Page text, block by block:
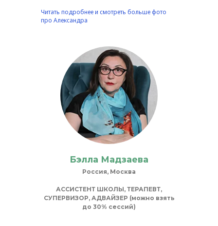
Читать подробнее и смотреть больше фото
про Александра
Бэлла Мадзаева
Россия, Москва
АССИСТЕНТ ШКОЛЫ, ТЕРАПЕВТ,
СУПЕРВИЗОР, АДВАЙЗЕР (можно взять
до 30% сессий)